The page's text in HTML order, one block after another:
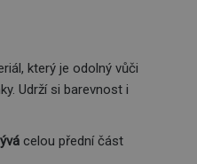
který je odolný vůči
Udrží si barevnost i
celou přední část